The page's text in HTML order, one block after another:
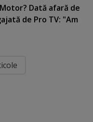
Dată afară de
de Pro TV: "Am